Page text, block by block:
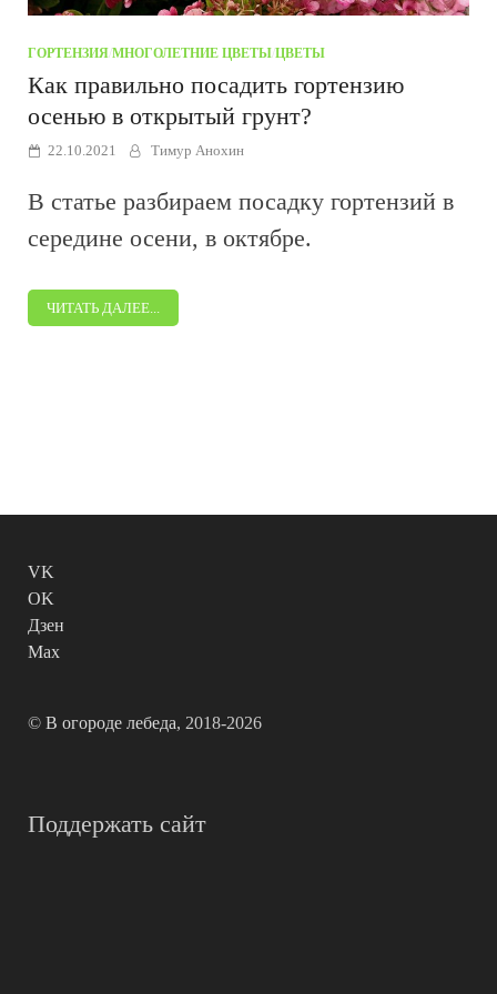
ГОРТЕНЗИЯ МНОГОЛЕТНИЕ ЦВЕТЫ ЦВЕТЫ
Как правильно посадить гортензию
осенью в открытый грунт?
22.10.2021 Тимур Анохин
В статье разбираем посадку гортензий в
середине осени, в октябре.
ЧИТАТЬ ДАЛЕЕ...
VK
OK
Дзен
Max
© В огороде лебеда, 2018-2026
Поддержать сайт